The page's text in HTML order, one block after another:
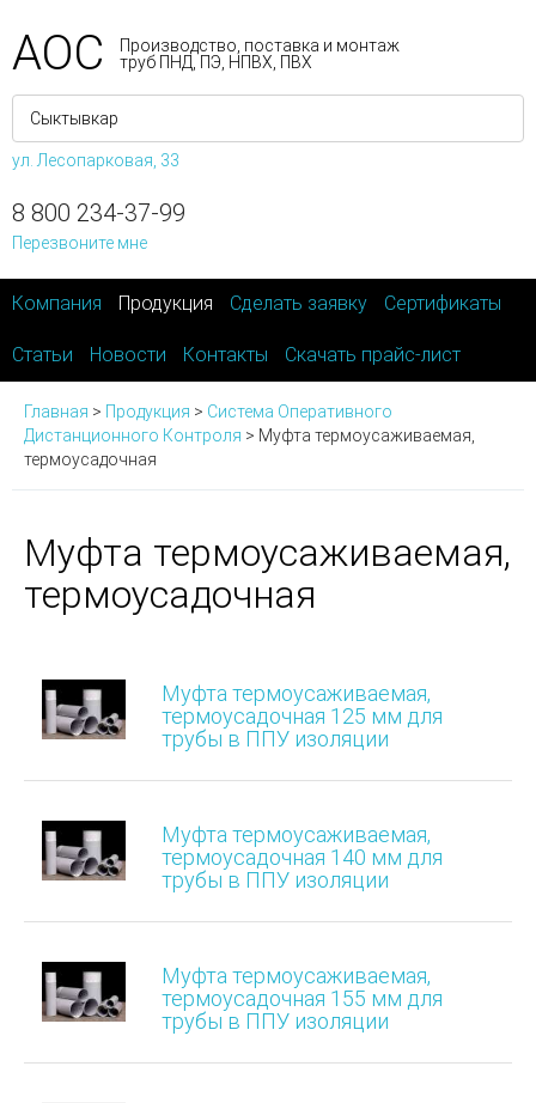
АОС
Производство, поставка и монтаж
труб ПНД, ПЭ, НПВХ, ПВХ
ул. Лесопарковая, 33
8 800 234-37-99
Перезвоните мне
Компания Продукция Сделать заявку Сертификаты
Статьи Новости Контакты Скачать прайс-лист
Главная > Продукция > Система Оперативного
Дистанционного Контроля > Муфта термоусаживаемая,
термоусадочная
Муфта термоусаживаемая,
термоусадочная
Муфта термоусаживаемая,
термоусадочная 125 мм для
трубы в ППУ изоляции
Муфта термоусаживаемая,
термоусадочная 140 мм для
трубы в ППУ изоляции
Муфта термоусаживаемая,
термоусадочная 155 мм для
трубы в ППУ изоляции